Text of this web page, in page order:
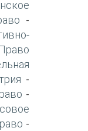
-
Право
-
-
-